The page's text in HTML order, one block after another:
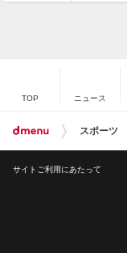
TOP ニュース
スポーツ
サイトご利用にあたって